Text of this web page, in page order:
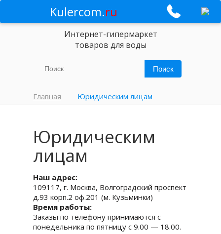
Kulercom.ru
Интернет-гипермаркет
товаров для воды
Главная Юридическим лицам
Юридическим
лицам
Наш адрес:
109117, г. Москва, Волгоградский проспект
д.93 корп.2 оф.201 (м. Кузьминки)
Время работы:
Заказы по телефону принимаются с
понедельника по пятницу с 9.00 — 18.00.